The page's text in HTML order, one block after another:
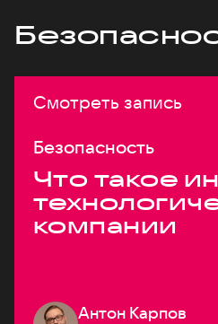
Смотреть запись
Безопасность
Что такое
компании
Антон Карпов